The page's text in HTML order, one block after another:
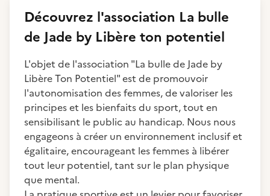
Découvrez l'association La bulle
de Jade by Libère ton potentiel
L'objet de l'association "La bulle de Jade by
Libère Ton Potentiel" est de promouvoir
l'autonomisation des femmes, de valoriser les
principes et les bienfaits du sport, tout en
sensibilisant le public au handicap. Nous nous
engageons à créer un environnement inclusif et
égalitaire, encourageant les femmes à libérer
tout leur potentiel, tant sur le plan physique
que mental.